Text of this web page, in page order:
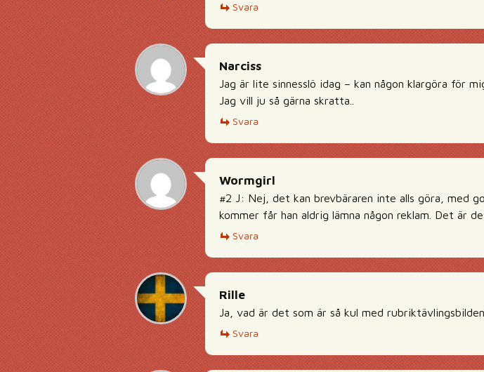
Svara
Narciss
Jag är lite sinnesslö idag – kan någon klargöra för
Jag vill ju så gärna skratta..
Svara
Wormgirl
#2 J: Nej, det kan brevbäraren inte alls göra, med
kommer får han aldrig lämna någon reklam. Det är
Svara
Rille
Ja, vad är det som är så kul med
Svara